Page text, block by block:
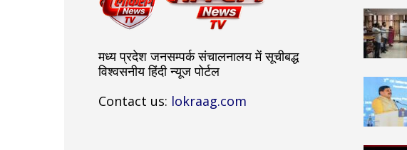
मध्य प्रदेश जनसम्पर्क संचालनालय में सूचीबद्ध
विश्वसनीय हिंदी न्यूज पोर्टल
Contact us: lokraag.com